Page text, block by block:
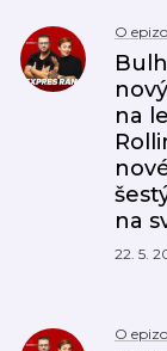
O
na
na
22. 5.
O